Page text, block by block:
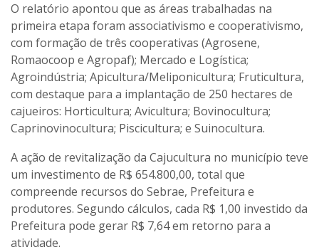
O relatório apontou que as áreas trabalhadas na
primeira etapa foram associativismo e cooperativismo,
com formação de três cooperativas (Agrosene,
Romaocoop e Agropaf); Mercado e Logística;
Agroindústria; Apicultura/Meliponicultura; Fruticultura,
com destaque para a implantação de 250 hectares de
cajueiros: Horticultura; Avicultura; Bovinocultura;
Caprinovinocultura; Piscicultura; e Suinocultura.
A ação de revitalização da Cajucultura no município teve
um investimento de R$ 654.800,00, total que
compreende recursos do Sebrae, Prefeitura e
produtores. Segundo cálculos, cada R$ 1,00 investido da
Prefeitura pode gerar R$ 7,64 em retorno para a
atividade.